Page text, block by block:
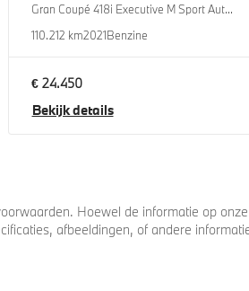
Gran Coupé 418i Executive M Sport Automaat
110.212 km2021Benzine
€ 24.450
Bekijk details
Hoewel de informatie op
afbeeldingen, of andere